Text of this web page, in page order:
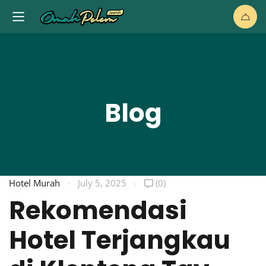
Blog
Hotel Murah July 5, 2025 (0)
Rekomendasi
Hotel Terjangkau